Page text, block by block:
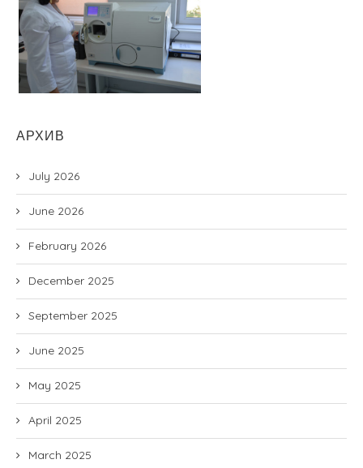
АРХИВ
July 2026
June 2026
February 2026
December 2025
September 2025
June 2025
May 2025
April 2025
March 2025